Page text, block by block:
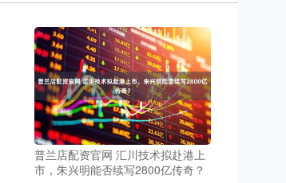
普兰店配资官网 汇川技术拟赴港上
市，朱兴明能否续写2800亿传奇？